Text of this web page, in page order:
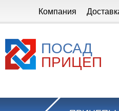
Компания
ПОСАД
ПРИЦЕП